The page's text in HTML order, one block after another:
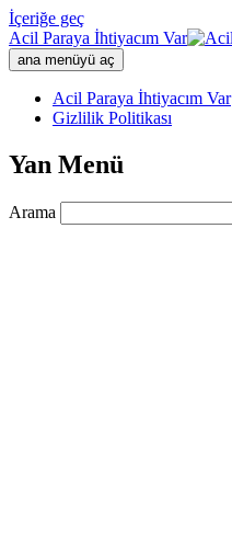
İçeriğe geç
Acil Paraya İhtiyacım Var
ana menüyü aç
Acil Paraya İhtiyacım Var
Gizlilik Politikası
Yan Menü
Arama